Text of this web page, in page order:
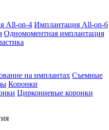
All-on-4 Имплантация All-on-6
Одномоментная имплантация
на имплантах Съемные
Коронки
Циркониевые коронки